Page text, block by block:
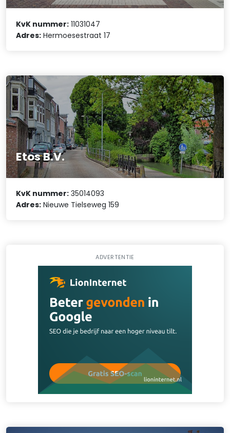
KvK nummer: 11031047
Adres: Hermoesestraat 17
Etos B.V.
KvK nummer: 35014093
Adres: Nieuwe Tielseweg 159
ADVERTENTIE